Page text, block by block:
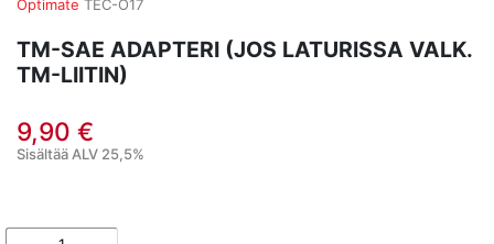
Optimate TEC-O17
TM-SAE ADAPTERI (JOS LATURISSA VALK.
TM-LIITIN)
9,90 €
Sisältää ALV 25,5%